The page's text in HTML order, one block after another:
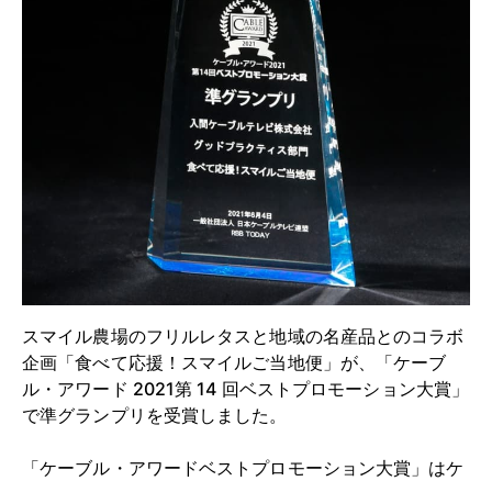
スマイル農場のフリルレタスと地域の名産品とのコラボ
企画「食べて応援！スマイルご当地便」が、「ケーブ
ル・アワード 2021第 14 回ベストプロモーション大賞」
で準グランプリを受賞しました。
「ケーブル・アワードベストプロモーション大賞」はケ